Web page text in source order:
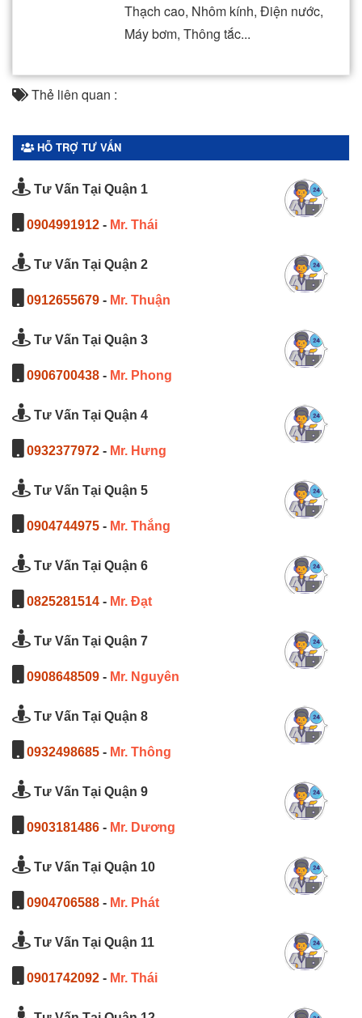
Thạch cao, Nhôm kính, Điện nước,
Máy bơm, Thông tắc...
Thẻ liên quan :
HỖ TRỢ TƯ VẤN
Tư Vấn Tại Quận 1
0904991912 - Mr. Thái
Tư Vấn Tại Quận 2
0912655679 - Mr. Thuận
Tư Vấn Tại Quận 3
0906700438 - Mr. Phong
Tư Vấn Tại Quận 4
0932377972 - Mr. Hưng
Tư Vấn Tại Quận 5
0904744975 - Mr. Thắng
Tư Vấn Tại Quận 6
0825281514 - Mr. Đạt
Tư Vấn Tại Quận 7
0908648509 - Mr. Nguyên
Tư Vấn Tại Quận 8
0932498685 - Mr. Thông
Tư Vấn Tại Quận 9
0903181486 - Mr. Dương
Tư Vấn Tại Quận 10
0904706588 - Mr. Phát
Tư Vấn Tại Quận 11
0901742092 - Mr. Thái